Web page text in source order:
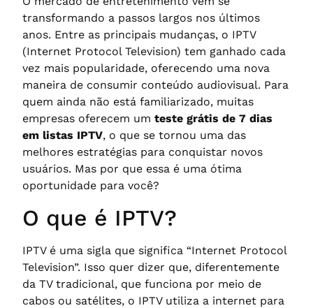
transformando a passos largos nos últimos
anos. Entre as principais mudanças, o IPTV
(Internet Protocol Television) tem ganhado cada
vez mais popularidade, oferecendo uma nova
maneira de consumir conteúdo audiovisual. Para
quem ainda não está familiarizado, muitas
empresas oferecem um teste grátis de 7 dias
em listas IPTV, o que se tornou uma das
melhores estratégias para conquistar novos
usuários. Mas por que essa é uma ótima
oportunidade para você?
O que é IPTV?
IPTV é uma sigla que significa “Internet Protocol
Television”. Isso quer dizer que, diferentemente
da TV tradicional, que funciona por meio de
cabos ou satélites, o IPTV utiliza a internet para